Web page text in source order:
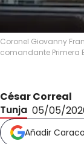
Coronel Giovanny
comandante Primera
César Correal
Tunja 05/05/
Añadir